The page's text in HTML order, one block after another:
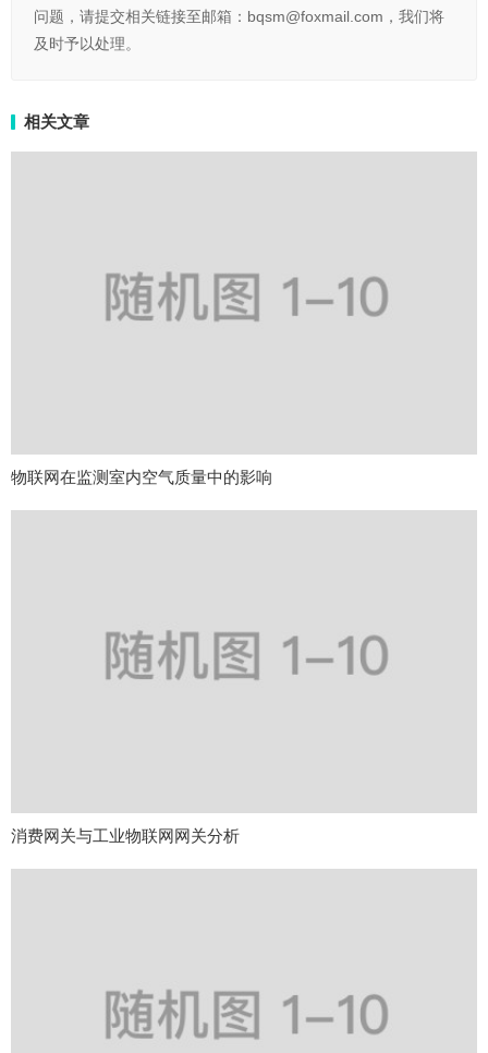
问题，请提交相关链接至邮箱：bqsm@foxmail.com，我们将
及时予以处理。
相关文章
物联网在监测室内空气质量中的影响
消费网关与工业物联网网关分析